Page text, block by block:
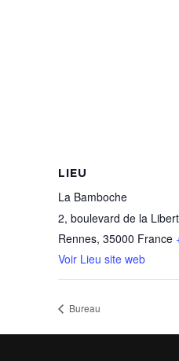
LIEU
La Bamboche
2, boulevard de la
Rennes, 35000 France
Voir Lieu site web
Bureau